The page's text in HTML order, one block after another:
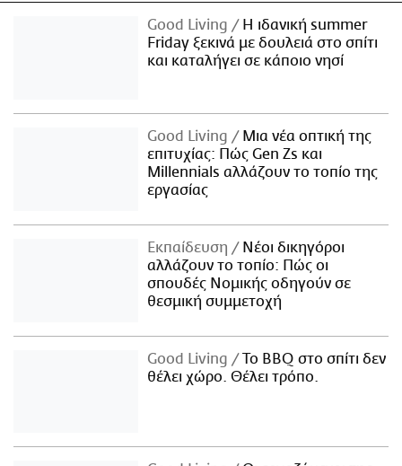
Good Living
Η ιδανική summer
Friday ξεκινά με δουλειά στο σπίτι
και καταλήγει σε κάποιο νησί
Good Living
Μια νέα οπτική της
επιτυχίας: Πώς Gen Zs και
Millennials αλλάζουν το τοπίο της
εργασίας
Εκπαίδευση
Νέοι δικηγόροι
αλλάζουν το τοπίο: Πώς οι
σπουδές Νομικής οδηγούν σε
θεσμική συμμετοχή
Good Living
Το BBQ στο σπίτι δεν
θέλει χώρο. Θέλει τρόπο.